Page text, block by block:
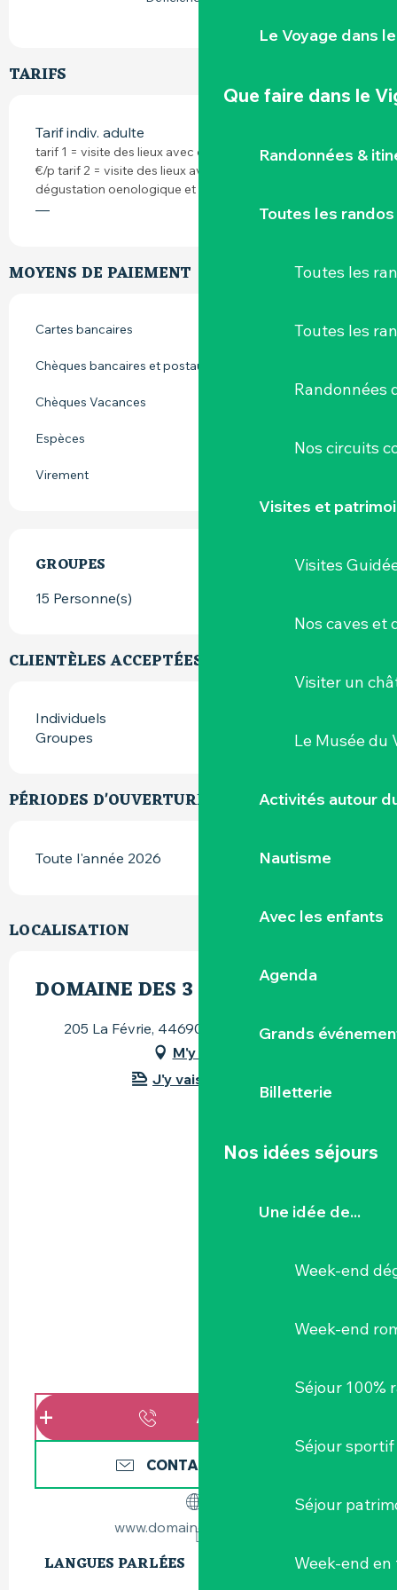
Le Voyage dans
Que faire dans le
Randonnées &
Toutes les randos
Toutes les
Toutes les
Randonnées
Nos circuits
Visites et
Visites
Nos caves et
Visiter un
Le Musée du
Activités autour
Nautisme
Avec les enfants
Agenda
Grands
Billetterie
Nos idées séjours
Une idée de...
Week-end
Week-end
Séjour 100%
Séjour sportif
Séjour
Week-end
TARIFS
Tarif indiv. adulte
tarif 1 = visite des lieux avec dégustation des domaine 15
€/p tarif 2 = visite des lieux avec initiation à la
dégustation oenologique et apéritif dinatoire
—
MOYENS DE PAIEMENT
Cartes bancaires
Chèques bancaires et postaux
Chèques Vacances
Espèces
Virement
GROUPES
GROUPES
15 Personne(s)
CLIENTÈLES ACCEPTÉES
Individuels
Groupes
PÉRIODES D'OUVERTURE
Toute l'année 2026
LOCALISATION
DOMAINE DES 3 VERSANTS
205 La Févrie, 44690 Maisdon-sur-Sèvre
M'y rendre
J'y vais en train !
APPELER
CONTACTEZ-NOUS
www.domaine3versants.fr
LANGUES PARLÉES
LANGUES PARLÉES